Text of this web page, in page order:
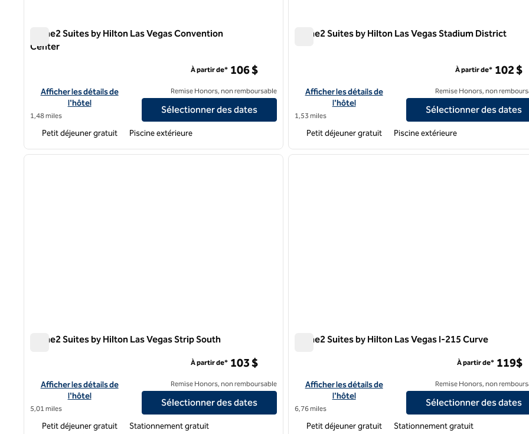
Home2 Suites by Hilton Las Vegas Convention
Center
Afficher les détails de l'hôtel Home2 Suites by Hilton Las Vegas Convention Center
Afficher les détails de
l'hôtel
1,48 miles
À partir de* 106 $
Remise Honors, non remboursable
Sélectionner des dates
Petit déjeuner gratuit Piscine extérieure
Home2 Suites by Hilton Las Vegas Stadium District
Afficher les détails de l'hôtel Home2 Suites by Hilton Las
Afficher les détails de
l'hôtel
1,53 miles
À partir de* 102 $
Remise Honors, non
Sélectionner des dates
Petit déjeuner gratuit Piscine extérieure
1 sur 12
image suivante
Home2 Suites by Hilton Las Vegas Strip South
Afficher les détails de l'hôtel Home2 Suites by Hilton Las Vegas Strip South
Afficher les détails de
l'hôtel
5,01 miles
À partir de* 103 $
Remise Honors, non remboursable
Sélectionner des dates
Petit déjeuner gratuit
Stationnement gratuit
1 sur 12
Home2 Suites by Hilton Las Vegas I-215 Curve
Afficher les détails de l'hôtel Home2 Suites by Hilton Las
Afficher les détails de
l'hôtel
6,76 miles
À partir de* 119$
Remise Honors, non
Sélectionner des dates
Petit déjeuner gratuit
Stationnement gratuit